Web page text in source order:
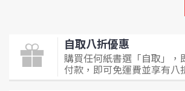
自取八折優惠
購買任何紙書選「自取」，
付款，即可免運費並享有八